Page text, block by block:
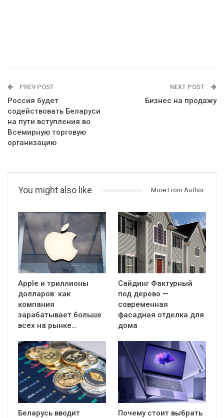
PREV POST
Россия будет
содействовать Беларуси
на пути вступления во
Всемирную торговую
организацию
NEXT POST
Бизнес на продажу
You might also like More From Author
Apple и триллионы
долларов: как
компания
зарабатывает больше
всех на рынке…
Сайдинг Фактурный
под дерево —
современная
фасадная отделка для
дома
Беларусь вводит
Почему стоит выбрать